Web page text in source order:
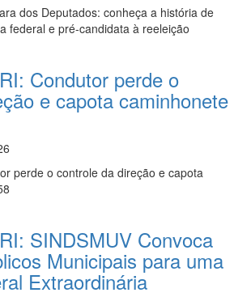
dos Deputados: conheça a história de
federal e pré-candidata à reeleição
Condutor perde o
e capota caminhonete
perde o controle da direção e capota
SINDSMUV Convoca
Municipais para uma
Extraordinária